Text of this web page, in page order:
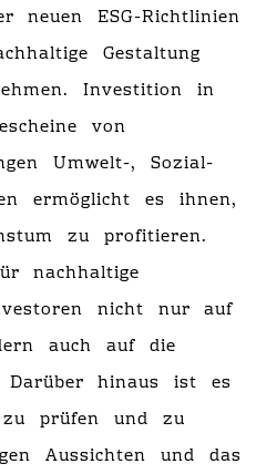
neuen ESG-Richtlinien
Gestaltung
Investition in
von
Umwelt-, Sozial-
ermöglicht es ihnen,
zu profitieren.
nachhaltige
nicht nur auf
auch auf die
Darüber hinaus ist es
prüfen und zu
Aussichten und das